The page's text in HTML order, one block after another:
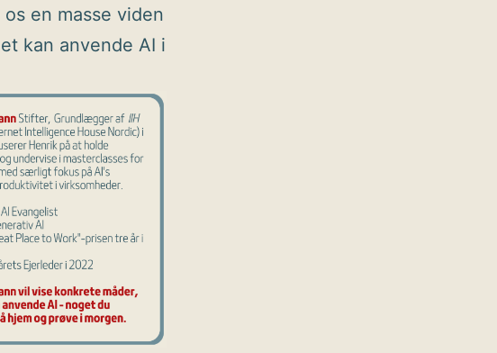
en masse viden
kan anvende AI i